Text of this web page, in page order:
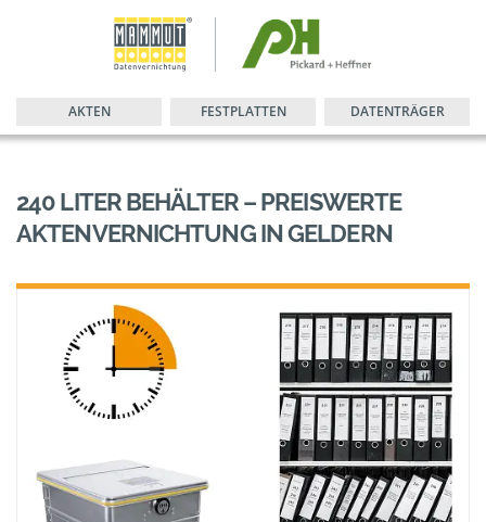
AKTEN FESTPLATTEN DATENTRÄGER
240 LITER BEHÄLTER – PREISWERTE
AKTENVERNICHTUNG IN GELDERN